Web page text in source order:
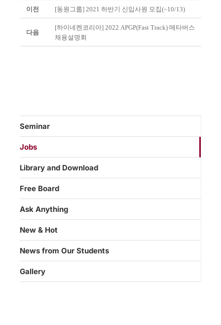
이전 [동원그룹] 2021 하반기 신입사원 모집(~10/13)
다음
[하이네켄코리아] 2022 APGP(Fast Track) 메타버스
채용설명회
Seminar
Jobs
Library and Download
Free Board
Ask Anything
New & Hot
News from Our Students
Gallery